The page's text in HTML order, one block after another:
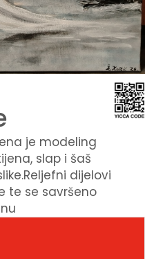
je modeling
slap i šaš
dijelovi
te se savršeno